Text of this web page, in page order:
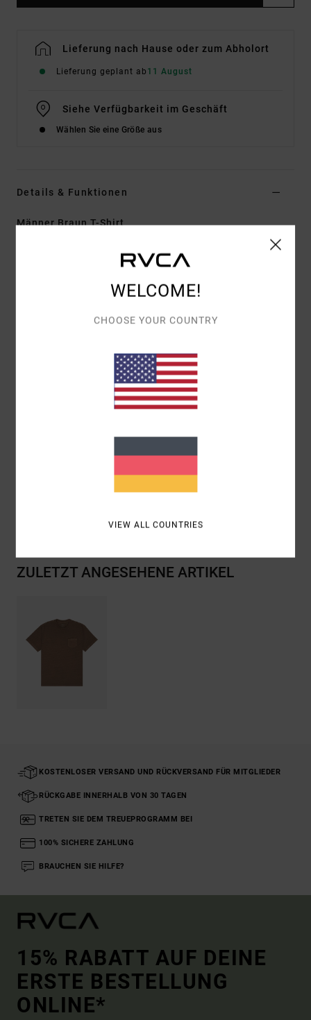
Lieferung nach Hause oder zum Abholort
Lieferung geplant ab 11 August
Siehe Verfügbarkeit im Geschäft
Wählen Sie eine Größe aus
Details & Funktionen
Männer Braun T-Shirt
Pigmentfarbstoff [200 G/M2]
Rippstrick Am Rundhalsausschnitt
Einzelne Brusttasche
Gesticktes Logo Am Saum Der
ZULETZT ANGESEHENE ARTIKEL
KOSTENLOSER VERSAND UND RÜCKVERSAND FÜR MITGLIEDER
RÜCKGABE INNERHALB VON 30 TAGEN
TRETEN SIE DEM TREUEPROGRAMM BEI
100% SICHERE ZAHLUNG
BRAUCHEN SIE HILFE?
15% RABATT AUF DEINE
ERSTE BESTELLUNG
ONLINE*
WELCOME!
CHOOSE YOUR COUNTRY
VIEW ALL COUNTRIES